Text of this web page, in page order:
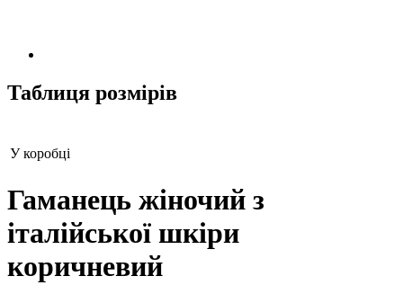
Таблиця розмірів
У коробці
Гаманець жіночий з
італійської шкіри
коричневий